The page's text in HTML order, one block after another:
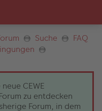
Suche
FAQ
CEWE
zu entdecken
Forum, in dem